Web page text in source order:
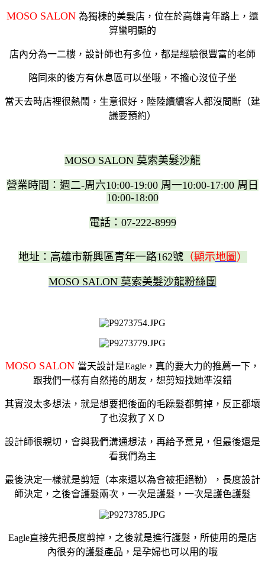
MOSO SALON 為獨棟的美髮店，位在於高雄青年路上，還
算蠻明顯的
店內分為一二樓，設計師也有多位，都是經驗很豐富的老師
陪同來的後方有休息區可以坐哦，不擔心沒位子坐
當天去時店裡很熱鬧，生意很好，陸陸續續客人都沒間斷（建
議要預約）
MOSO SALON 莫索美髮沙龍
營業時間：週二-周六10:00-19:00 周一10:00-17:00 周日
10:00-18:00
電話：07-222-8999
地址：高雄市新興區青年一路162號（顯示地圖 ）
MOSO SALON 莫索美髮沙龍粉絲團
MOSO SALON 當天設計是Eagle，真的要大力的推薦一下，
跟我們一樣有自然捲的朋友，想剪短找她準沒錯
其實沒太多想法，就是想要把後面的毛躁髮都剪掉，反正都壞
了也沒救了ＸＤ
設計師很親切，會與我們溝通想法，再給予意見，但最後還是
看我們為主
最後決定一樣就是剪短（本來還以為會被拒絕勒），長度設計
師決定，之後會護髮兩次，一次是護髮，一次是護色護髮
Eagle直接先把長度剪掉，之後就是進行護髮，所使用的是店
內很夯的護髮產品，是孕婦也可以用的哦